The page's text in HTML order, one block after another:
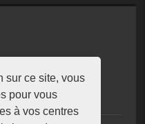
sur ce site, vous
pour vous
à vos centres